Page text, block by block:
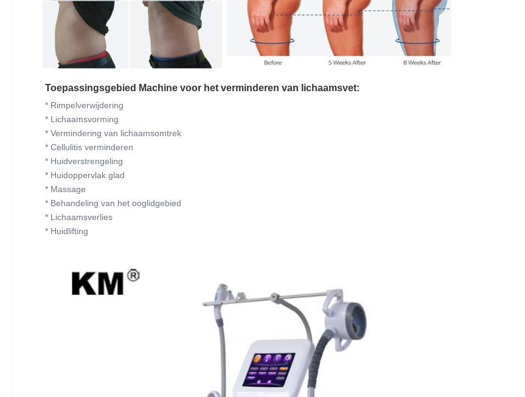
Toepassingsgebied Machine voor het verminderen van lichaamsvet:
* Rimpelverwijdering
* Lichaamsvorming
* Vermindering van lichaamsomtrek
* Cellulitis verminderen
* Huidverstrengeling
* Huidoppervlak glad
* Massage
* Behandeling van het ooglidgebied
* Lichaamsverlies
* Huidlifting